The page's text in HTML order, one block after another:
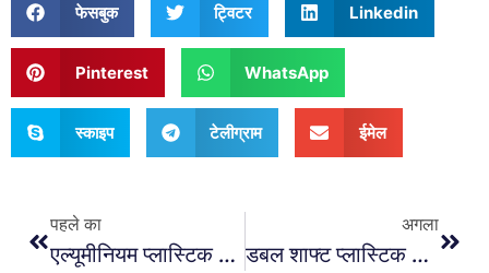
फेसबुक
ट्विटर Linkedin
Pinterest WhatsApp
स्काइप टेलीग्राम ईमेल
पहले का
एल्यूमीनियम प्लास्टिक सेपरेटर मशीन: कार्य सिद्धांत और अनुप्रयोग
अगला
डबल शाफ्ट प्लास्टिक श्रेडर उद्योग अनुप्रयोगों का पूर्ण विश्लेषण